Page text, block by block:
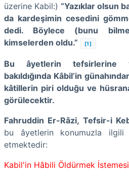
üzerine Kabil:) “Yazıklar olsun
da kardeşimin cesedini
dedi. Böylece (bunu
kimselerden oldu.”
[1]
Bu âyetlerin tefsirlerine
bakıldığında Kâbil’in
kâtillerin piri olduğu ve
görülecektir.
Fahruddin Er-Râzi, Tefsir-i
bu âyetlerin konumuzla ilgili
etmektedir:
Kabil'in Hâbili Öldürmek İstemesi